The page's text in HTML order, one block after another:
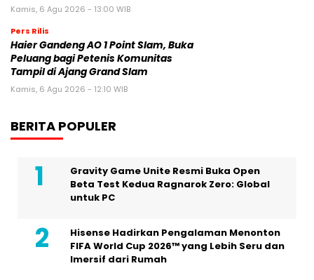
Kamis, 6 Agu 2026 - 13:00 WIB
Pers Rilis
Haier Gandeng AO 1 Point Slam, Buka
Peluang bagi Petenis Komunitas
Tampil di Ajang Grand Slam
Kamis, 6 Agu 2026 - 12:10 WIB
BERITA POPULER
Gravity Game Unite Resmi Buka Open
Beta Test Kedua Ragnarok Zero: Global
untuk PC
Hisense Hadirkan Pengalaman Menonton
FIFA World Cup 2026™ yang Lebih Seru dan
Imersif dari Rumah